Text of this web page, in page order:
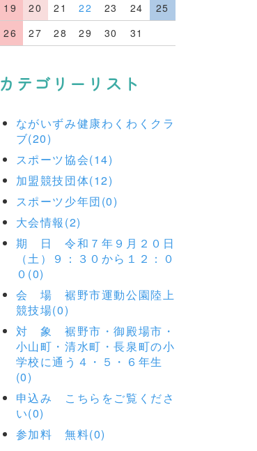
19
20 21 22 23 24
25
26
27 28 29 30 31
カテゴリーリスト
ながいずみ健康わくわくクラ
ブ(20)
スポーツ協会(14)
加盟競技団体(12)
スポーツ少年団(0)
大会情報(2)
期 日 令和７年９月２０日
（土）９：３０から１２：０
０(0)
会 場 裾野市運動公園陸上
競技場(0)
対 象 裾野市・御殿場市・
小山町・清水町・長泉町の小
学校に通う４・５・６年生
(0)
申込み こちらをご覧くださ
い(0)
参加料 無料(0)